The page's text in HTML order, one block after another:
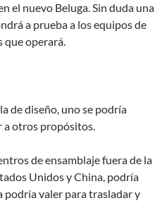
el nuevo Beluga. Sin duda una
a prueba a los equipos de
que operará.
de diseño, uno se podría
a otros propósitos.
de ensamblaje fuera de la
Unidos y China, podría
podría valer para trasladar y